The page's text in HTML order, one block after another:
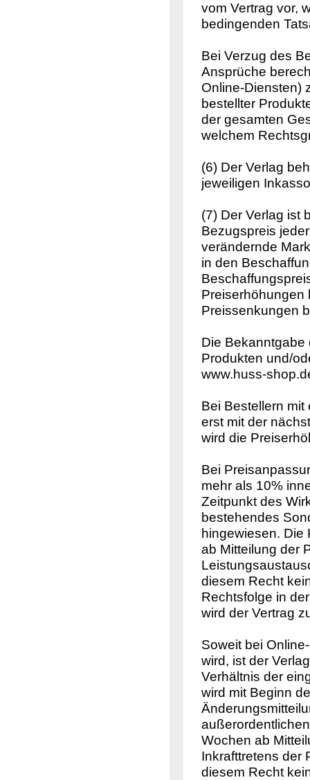
vom Vertrag vor,
bedingenden
Bei Verzug des
Ansprüche
Online-Diensten)
bestellter
der gesamten
welchem
(6) Der Verlag
jeweiligen
(7) Der Verlag ist
Bezugspreis
verändernde
in den
Preiserhöhungen
Preissenkungen
Die Bekanntgabe
Produkten und/
www.huss-
Bei Bestellern
erst mit der
wird die
Bei
mehr als 10%
Zeitpunkt des
bestehendes
hingewiesen. Die
ab Mitteilung der
diesem Recht
Rechtsfolge in
wird der Vertrag
Soweit bei
wird, ist der
Verhältnis der
wird mit Beginn
Wochen ab
Inkrafttretens der
diesem Recht